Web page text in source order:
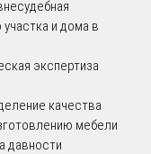
и дома в
экспертиза
качества
мебели
давности